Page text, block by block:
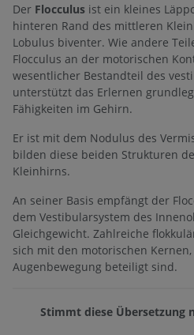
Der Flocculus ist ein kleines
hinteren Rand des mittleren
Lobulus biventer. Wie andere
Flocculus an der motorischen
wesentlicher Bestandteil des
unterstützt das Erlernen
Fähigkeiten im Gehirn.
Er ist mit dem Nodulus des
bilden diese beiden Strukturen
Kleinhirns.
An seiner Basis empfängt der
dem Vestibularsystem des
Gleichgewicht. Zahlreiche
sich mit den motorischen
Augenbewegung beteiligt sind.
Stimmt diese Übersetzung